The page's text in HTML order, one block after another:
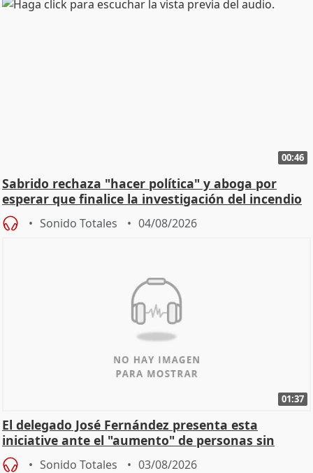
00:46
Sabrido rechaza "hacer política" y aboga por
esperar que finalice la investigación del incendio
Sonido Totales 04/08/2026
01:37
El delegado José Fernández presenta esta
iniciative ante el "aumento" de personas sin
hogar en Madri
Sonido Totales 03/08/2026